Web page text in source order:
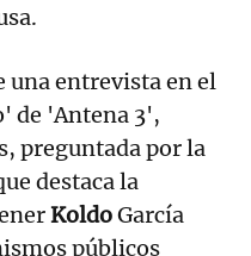
una entrevista en el
de 'Antena 3',
preguntada por la
destaca la
KoldoGarcía
públicos